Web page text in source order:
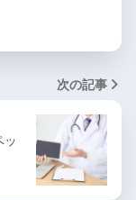
次の記事
ッ